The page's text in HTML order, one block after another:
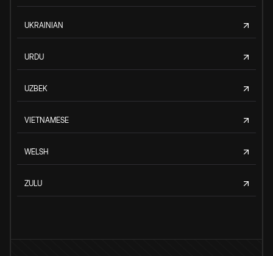
UKRAINIAN
URDU
UZBEK
VIETNAMESE
WELSH
ZULU